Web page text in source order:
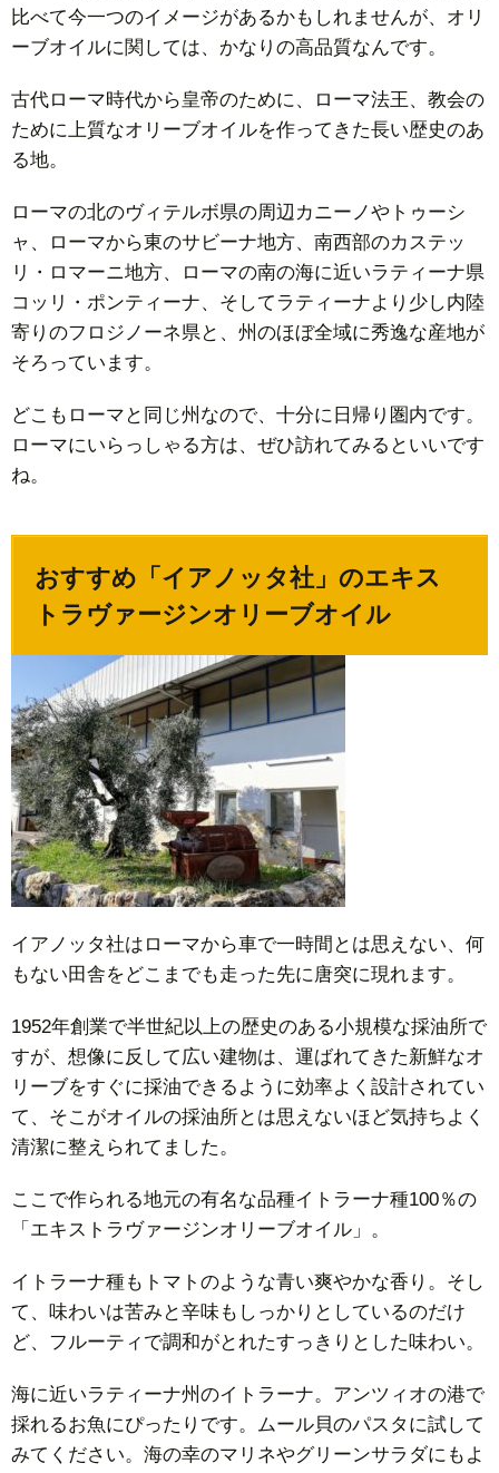
社」
のエ
トラ
ヴァ
ージ
リー
ブオ
イル
3.
2019
年の
ベロ
ロッ
フォ
リオ
すめ
のエ
キス
トラ
ヴァ
ージ
ンオ
リー
イル
3.1.
イア
ノッ
タの
エキ
スト
ラヴ
ジン
オリ
オイ
ルの
製品
（HP
よ
り）
比べて今一つのイメージがあるかもしれませんが、オリ
ーブオイルに関しては、かなりの高品質なんです。
古代ローマ時代から皇帝のために、ローマ法王、教会の
ために上質なオリーブオイルを作ってきた長い歴史のあ
る地。
ローマの北のヴィテルボ県の周辺カニーノやトゥーシ
ャ、ローマから東のサビーナ地方、南西部のカステッ
リ・ロマーニ地方、ローマの南の海に近いラティーナ県
コッリ・ポンティーナ、そしてラティーナより少し内陸
寄りのフロジノーネ県と、州のほぼ全域に秀逸な産地が
そろっています。
どこもローマと同じ州なので、十分に日帰り圏内です。
ローマにいらっしゃる方は、ぜひ訪れてみるといいです
ね。
おすすめ「イアノッタ社」のエキス
トラヴァージンオリーブオイル
イアノッタ社はローマから車で一時間とは思えない、何
もない田舎をどこまでも走った先に唐突に現れます。
1952年創業で半世紀以上の歴史のある小規模な採油所で
すが、想像に反して広い建物は、運ばれてきた新鮮なオ
リーブをすぐに採油できるように効率よく設計されてい
て、そこがオイルの採油所とは思えないほど気持ちよく
清潔に整えられてました。
ここで作られる地元の有名な品種イトラーナ種100％の
「エキストラヴァージンオリーブオイル」。
イトラーナ種もトマトのような青い爽やかな香り。そし
て、味わいは苦みと辛味もしっかりとしているのだけ
ど、フルーティで調和がとれたすっきりとした味わい。
海に近いラティーナ州のイトラーナ。アンツィオの港で
採れるお魚にぴったりです。ムール貝のパスタに試して
みてください。海の幸のマリネやグリーンサラダにもよ